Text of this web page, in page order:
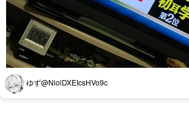
ゆず@NiolDXEIcsHVo9c